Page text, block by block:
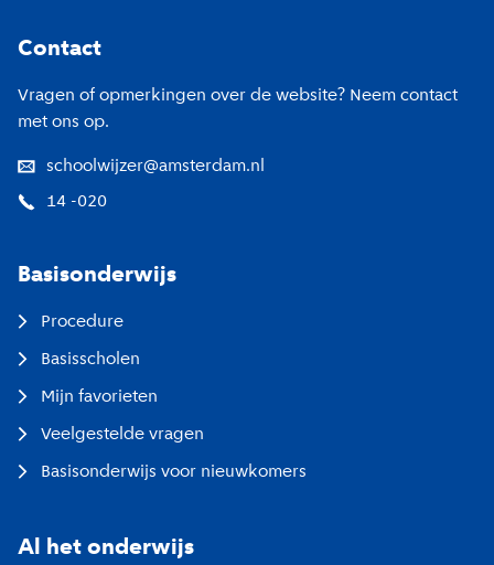
Contact
Vragen of opmerkingen over de website? Neem contact
met ons op.
schoolwijzer@amsterdam.nl
14 -020
Basisonderwijs
Procedure
Basisscholen
Mijn favorieten
Veelgestelde vragen
Basisonderwijs voor nieuwkomers
Al het onderwijs